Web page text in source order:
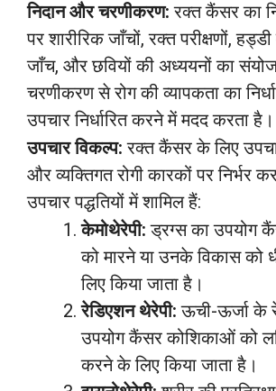
निदान और चरणीकरण: रक्त कैंसर का
पर शारीरिक जाँचों, रक्त परीक्षणों,
जाँच, और छवियों की अध्ययनों का
चरणीकरण से रोग की व्यापकता का
उपचार निर्धारित करने में मदद करता है।
उपचार विकल्प: रक्त कैंसर के लिए
और व्यक्तिगत रोगी कारकों पर निर्भर
उपचार पद्धतियों में शामिल हैं:
केमोथेरेपी: ड्रग्स का उपयोग
को मारने या उनके विकास को
लिए किया जाता है।
रेडिएशन थेरेपी: ऊची-ऊर्जा के
उपयोग कैंसर कोशिकाओं को
करने के लिए किया जाता है।